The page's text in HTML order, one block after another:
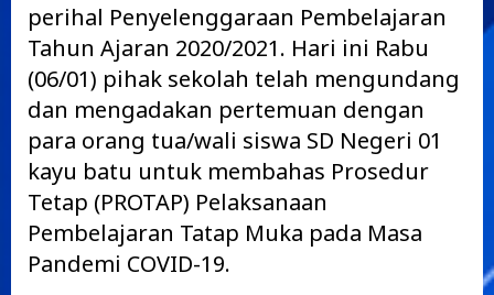
perihal Penyelenggaraan Pembelajaran
Tahun Ajaran 2020/2021. Hari ini Rabu
(06/01) pihak sekolah telah mengundang
dan mengadakan pertemuan dengan
para orang tua/wali siswa SD Negeri 01
kayu batu untuk membahas Prosedur
Tetap (PROTAP) Pelaksanaan
Pembelajaran Tatap Muka pada Masa
Pandemi COVID-19.